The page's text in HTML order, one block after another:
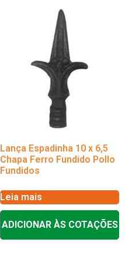
Lança Espadinha 10 x 6,5
Chapa Ferro Fundido Pollo
Fundidos
Leia mais
ADICIONAR ÀS COTAÇÕES